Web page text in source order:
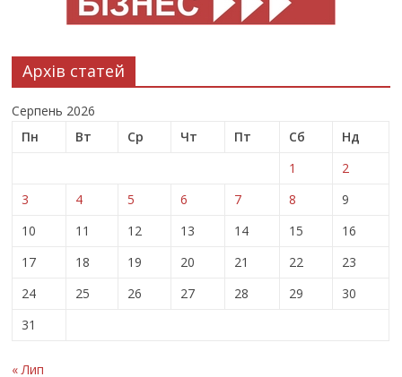
Архів статей
Серпень 2026
Пн
Вт Ср Чт Пт Сб
Нд
1
2
3
4 5 6 7 8
9
10
11 12 13 14 15
16
17
18 19 20 21 22
23
24
25 26 27 28 29
30
31
« Лип